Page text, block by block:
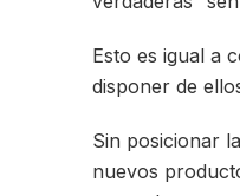
Esto es igual a
disponer de
Sin posicionar
nuevos